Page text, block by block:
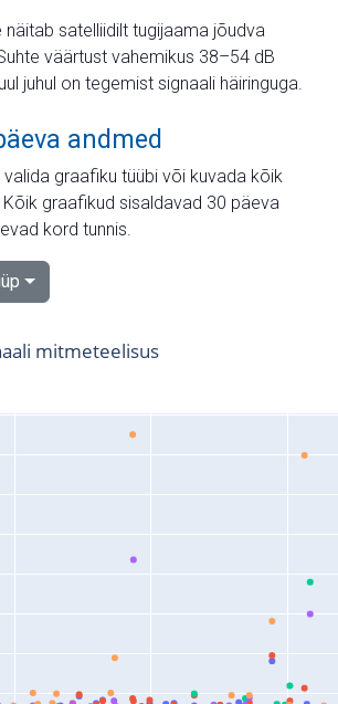
näitab satelliidilt tugijaama jõudva
väärtust vahemikus 38–54 dB
juhul on tegemist signaali häiringuga.
andmed
graafiku tüübi või kuvada kõik
graafikud sisaldavad 30 päeva
kord tunnis.
mitmeteelisus